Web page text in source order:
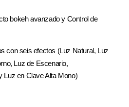
bokeh avanzado y Control de
con seis efectos (Luz Natural, Luz
Luz de Escenario,
Luz en Clave Alta Mono)